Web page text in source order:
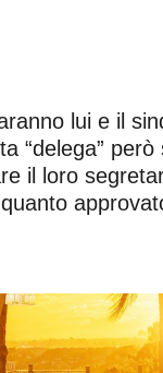
lui e il
“delega” però
il loro